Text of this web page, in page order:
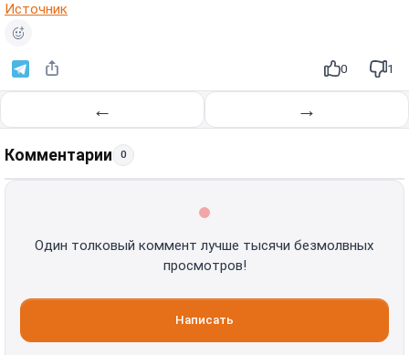
Источник
0 1
← →
Комментарии 0
Один толковый коммент лучше тысячи безмолвных
просмотров!
Написать